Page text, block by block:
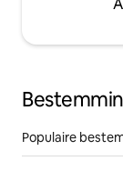
Populaire